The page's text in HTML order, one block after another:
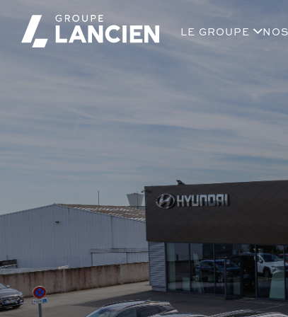
LE GROUPE